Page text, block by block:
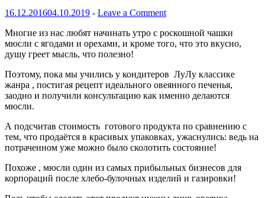
16.12.201604.10.2019 - Leave a Comment
Многие из нас любят начинать утро с роскошной чашки
мюсли с ягодами и орехами, и кроме того, что это вкусно,
душу греет мысль, что полезно!
Поэтому, пока мы учились у кондитеров ЛуЛу классике
жанра , постигая рецепт идеального овеянного печенья,
заодно и получили консультацию как именно делаются
мюсли.
А подсчитав стоимость готового продукта по сравнению с
тем, что продаётся в красивых упаковках, ужаснулись: ведь на
потраченном уже можно было сколотить состояние!
Похоже , мюсли один из самых прибыльных бизнесов для
корпораций после хлебо-булочных изделий и газировки!